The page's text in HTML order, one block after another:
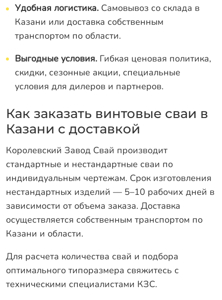
Удобная логистика.Самовывоз со склада в
Казани или доставка собственным
транспортом по области.
Выгодные условия.Гибкая ценовая политика,
скидки, сезонные акции, специальные
условия для дилеров и партнеров.
Как заказать винтовые сваи в
Казани с доставкой
Королевский Завод Свай производит
стандартные и нестандартные сваи по
индивидуальным чертежам. Срок изготовления
нестандартных изделий — 5–10 рабочих дней в
зависимости от объема заказа. Доставка
осуществляется собственным транспортом по
Казани и области.
Для расчета количества свай и подбора
оптимального типоразмера свяжитесь с
техническими специалистами КЗС.